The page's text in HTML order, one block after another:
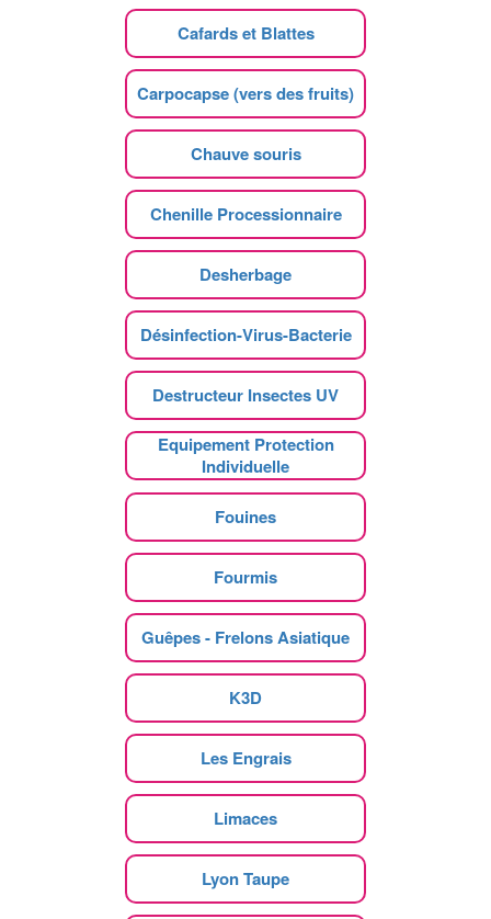
Cafards et Blattes
Carpocapse (vers des fruits)
Chauve souris
Chenille Processionnaire
Desherbage
Désinfection-Virus-Bacterie
Destructeur Insectes UV
Equipement Protection
Individuelle
Fouines
Fourmis
Guêpes - Frelons Asiatique
K3D
Les Engrais
Limaces
Lyon Taupe